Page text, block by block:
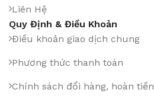
Liên Hệ
Quy Định & Điều Khoản
Điều khoản giao dịch chung
Phương thức thanh toán
Chính sách đổi hàng, hoàn tiền